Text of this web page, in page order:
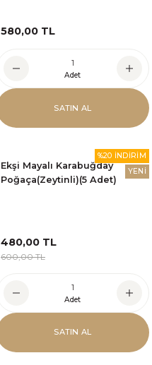
580,00 TL
Adet
SATIN AL
%20 İNDİRİM
YENİ
Ekşi Mayalı Karabuğday
Poğaça(Zeytinli)(5 Adet)
480,00 TL
600,00 TL
Adet
SATIN AL